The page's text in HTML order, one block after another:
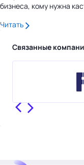
бизнеса, кому нужна
Читать
Связанные